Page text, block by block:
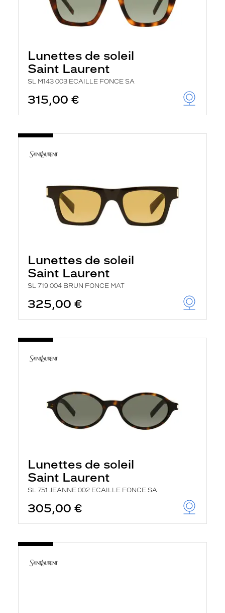
Lunettes de soleil
Saint Laurent
SL M143 003 ECAILLE FONCE SA
315,00 €
Lunettes de soleil
Saint Laurent
SL 719 004 BRUN FONCE MAT
325,00 €
Lunettes de soleil
Saint Laurent
SL 751 JEANNE 002 ECAILLE FONCE SA
305,00 €